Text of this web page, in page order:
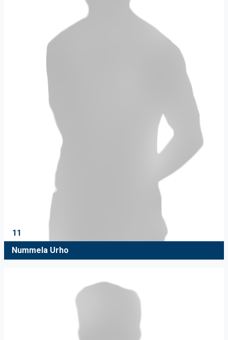
11
Nummela Urho